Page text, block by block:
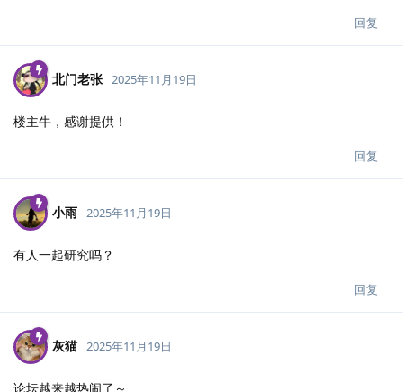
回复
北门老张 2025年11月19日
楼主牛，感谢提供！
回复
小雨 2025年11月19日
有人一起研究吗？
回复
灰猫 2025年11月19日
论坛越来越热闹了～